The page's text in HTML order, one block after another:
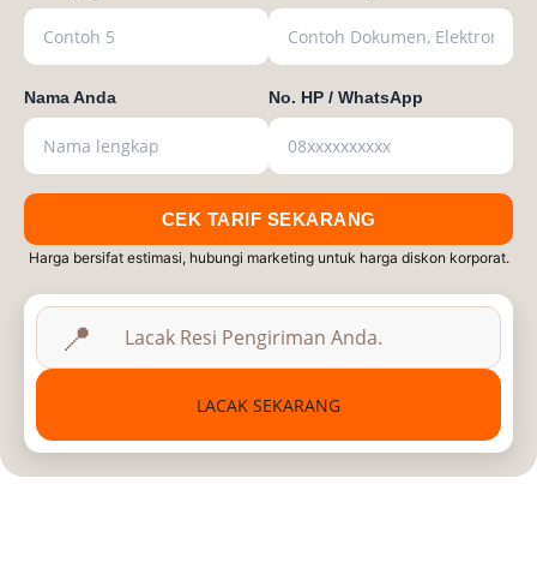
Nama Anda No. HP / WhatsApp
CEK TARIF SEKARANG
Harga bersifat estimasi, hubungi marketing untuk harga diskon korporat.
📍
LACAK SEKARANG